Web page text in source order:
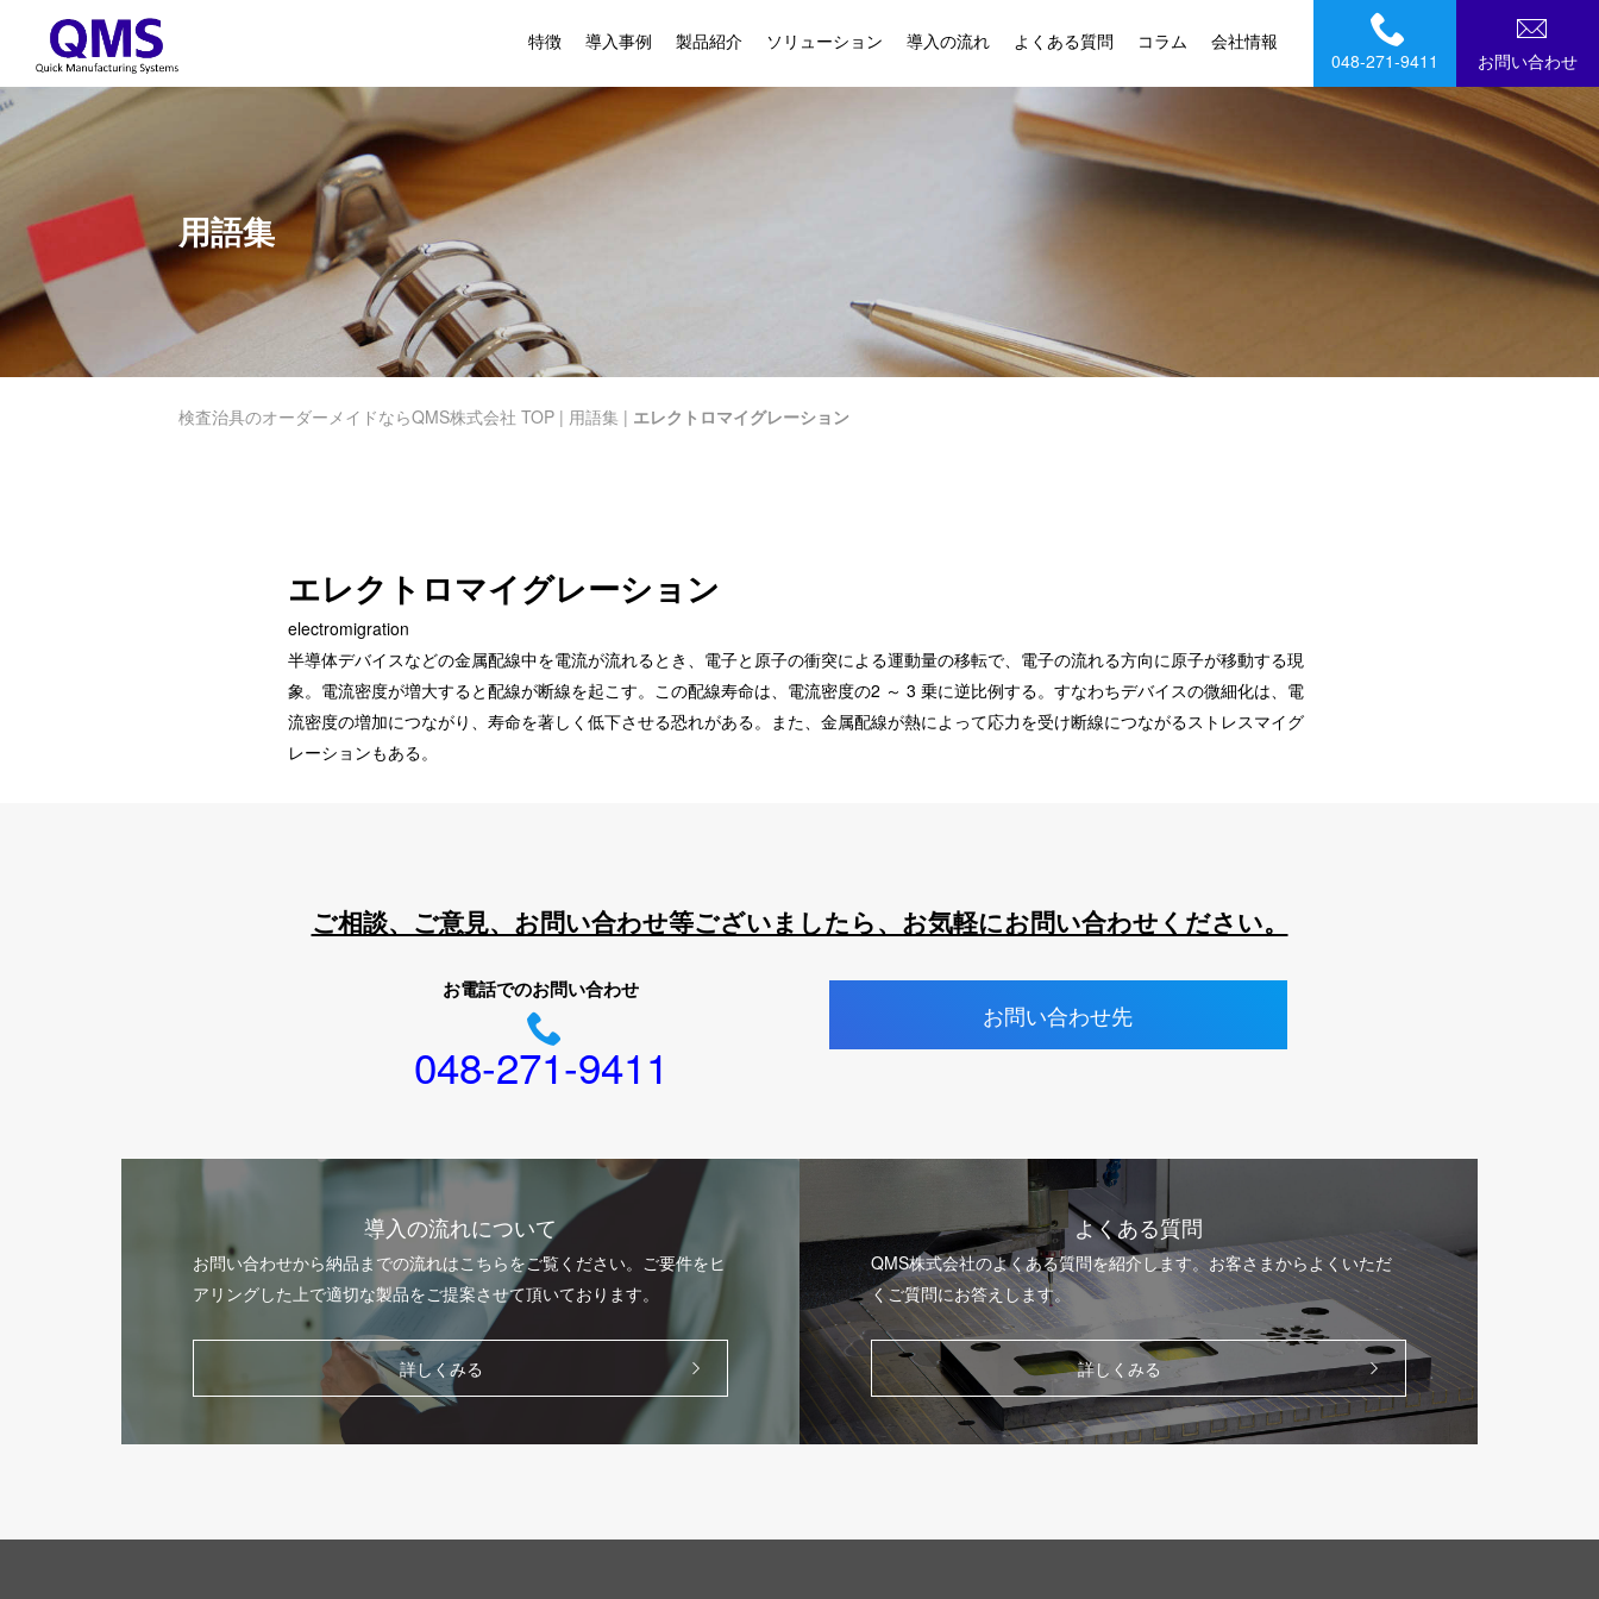
特徴 導入事例 製品紹介 ソリューション 導入の流れ よくある質問 コラム
会社情報
048-271-9411
お問い合わせ
用語集
検査治具のオーダーメイドならQMS株式会社 TOP | 用語集 | エレクトロマイグレーション
エレクトロマイグレーション
electromigration
半導体デバイスなどの金属配線中を電流が流れるとき、電子と原子の衝突による運動量の移転で、電子の流れる方向に原子が移動する現
象。電流密度が増大すると配線が断線を起こす。この配線寿命は、電流密度の2 ～ 3 乗に逆比例する。すなわちデバイスの微細化は、電
流密度の増加につながり、寿命を著しく低下させる恐れがある。また、金属配線が熱によって応力を受け断線につながるストレスマイグ
レーションもある。
ご相談、ご意見、お問い合わせ等ございましたら、お気軽にお問い合わせください。
お電話でのお問い合わせ
048-271-9411
お問い合わせ先
導入の流れについて
お問い合わせから納品までの流れはこちらをご覧ください。ご要件をヒ
アリングした上で適切な製品をご提案させて頂いております。
詳しくみる
よくある質問
QMS株式会社のよくある質問を紹介します。お客さまからよくいただ
くご質問にお答えします。
詳しくみる